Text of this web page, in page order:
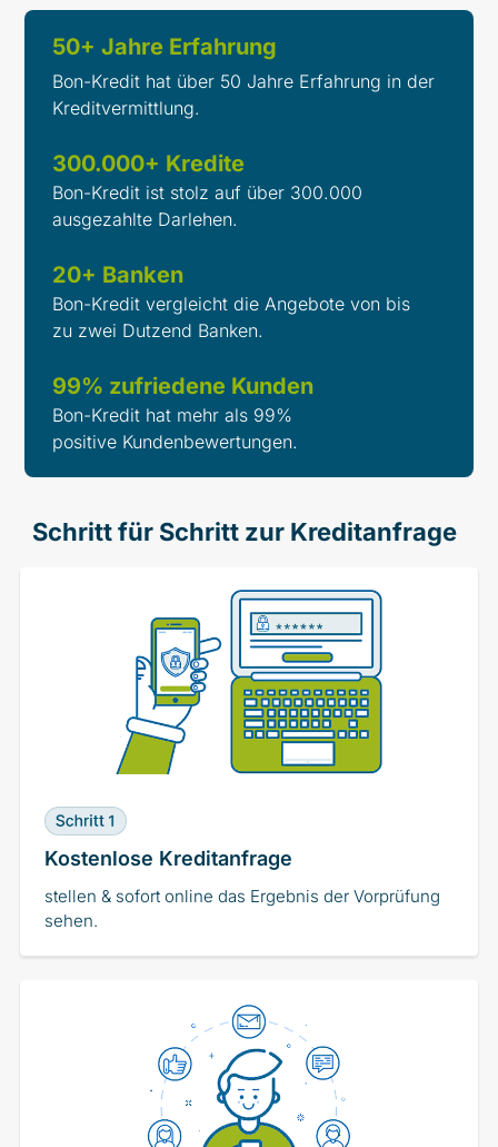
50+ Jahre Erfahrung
Bon-Kredit hat über 50 Jahre Erfahrung in der
Kreditvermittlung.
300.000+ Kredite
Bon-Kredit ist stolz auf über 300.000
ausgezahlte Darlehen.
20+ Banken
Bon-Kredit vergleicht die Angebote von bis
zu zwei Dutzend Banken.
99% zufriedene Kunden
Bon-Kredit hat mehr als 99%
positive Kundenbewertungen.
Schritt für Schritt zur Kreditanfrage
Kostenlose Kreditanfrage
stellen & sofort online das Ergebnis der Vorprüfung
sehen.